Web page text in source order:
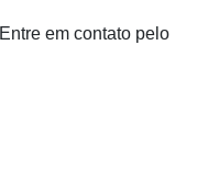
Entre em contato pelo